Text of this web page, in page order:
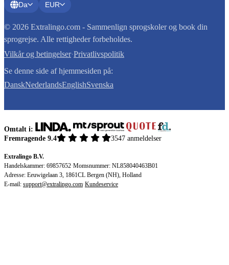
Da EUR
© 2026 Extralingo.com - Sammenlign sprogskoler og book din
sprogrejse. Alle rettigheder forbeholdes.
Vilkår og betingelser·Privatlivspolitik
Se denne side af hjemmesiden på:
DanskNederlandsEnglishSvenska
Omtalt i:
Fremragende 9.4
3547 anmeldelser
Extralingo B.V.
Handelskammer: 69857652·Momsnummer: NL858040463B01
Adresse: Eeuwigelaan 3, 1861CL Bergen (NH), Holland
E-mail: support@extralingo.com·Kundeservice